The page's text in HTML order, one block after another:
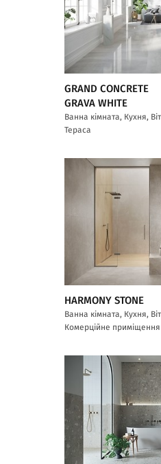
GRAND CONCRETE
GRAVA WHITE
Ванна кімната, Кухня,
Тераса
HARMONY STONE
Ванна кімната, Кухня,
Комерційне приміщення